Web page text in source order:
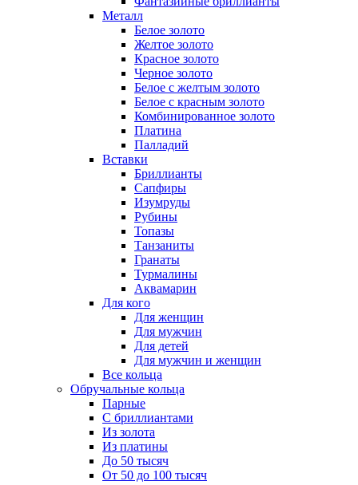
Металл
Белое золото
Желтое золото
Красное золото
Черное золото
Белое с желтым золото
Белое с красным золото
Комбинированное золото
Платина
Палладий
Вставки
Бриллианты
Сапфиры
Изумруды
Рубины
Топазы
Танзаниты
Гранаты
Турмалины
Аквамарин
Для кого
Для женщин
Для мужчин
Для детей
Для мужчин и женщин
Все кольца
Обручальные кольца
Парные
С бриллиантами
Из золота
Из платины
До 50 тысяч
От 50 до 100 тысяч